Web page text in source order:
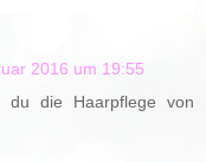
2016 um 19:55
du die Haarpflege von